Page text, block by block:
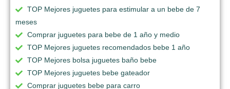
TOP Mejores juguetes para estimular a un bebe de 7
meses
Comprar juguetes para bebe de 1 año y medio
TOP Mejores juguetes recomendados bebe 1 año
TOP Mejores bolsa juguetes baño bebe
TOP Mejores juguetes bebe gateador
Comprar juguetes bebe para carro